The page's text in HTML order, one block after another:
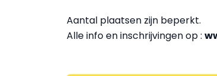
Aantal plaatsen zijn beperkt.
Alle info en inschrijvingen op :